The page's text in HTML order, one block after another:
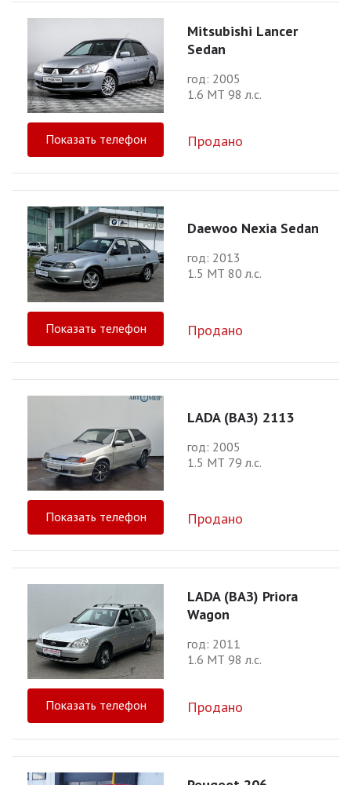
Mitsubishi Lancer
Sedan
год: 2005
1.6 МТ 98 л.с.
Показать телефон Продано
Daewoo Nexia Sedan
год: 2013
1.5 МТ 80 л.с.
Показать телефон Продано
LADA (ВАЗ) 2113
год: 2005
1.5 МТ 79 л.с.
Показать телефон Продано
LADA (ВАЗ) Priora
Wagon
год: 2011
1.6 МТ 98 л.с.
Показать телефон Продано